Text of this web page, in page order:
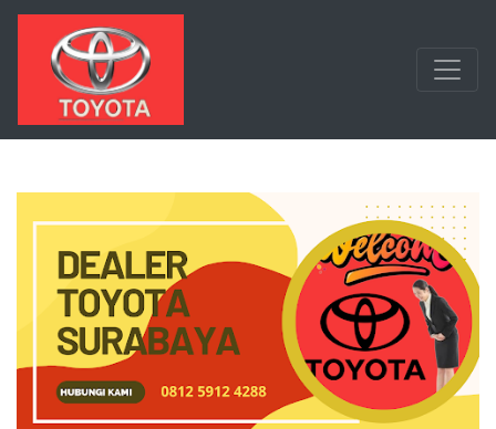
Langsung ke konten utama